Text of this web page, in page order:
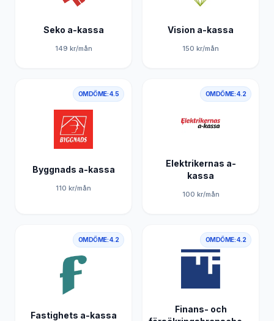
Seko a-kassa
149 kr/mån
Vision a-kassa
150 kr/mån
OMDÖME:4.5
Byggnads a-kassa
110 kr/mån
OMDÖME:4.2
Elektrikernas a-
kassa
100 kr/mån
OMDÖME:4.2
Fastighets a-kassa
OMDÖME:4.2
Finans- och